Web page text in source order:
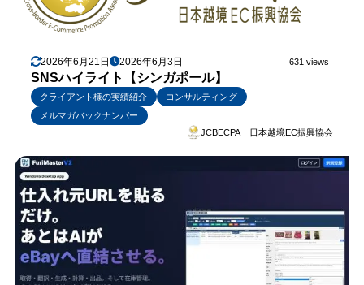
2026年6月21日 2026年6月3日 631 views
SNSハイライト【シンガポール】
クライアント様の実績紹介
コンサルティング
メルマガバックナンバー
JCBECPA｜日本越境EC振興協会